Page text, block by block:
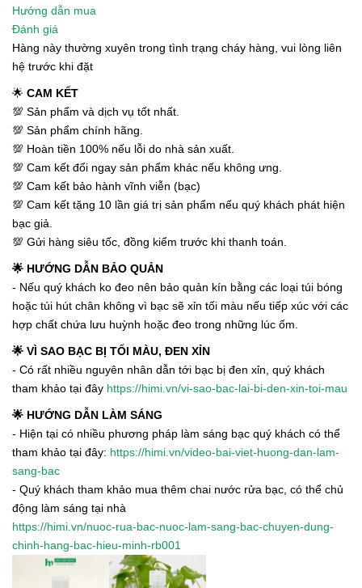
Hướng dẫn mua
Đánh giá
Hàng này thường xuyên trong tình trạng cháy hàng, vui lòng liên
hệ trước khi đặt
🌟 CAM KẾT
💯 Sản phẩm và dịch vụ tốt nhất.
💯 Sản phẩm chính hãng.
💯 Hoàn tiền 100% nếu lỗi do nhà sản xuất.
💯 Cam kết đổi ngay sản phẩm khác nếu không ưng.
💯 Cam kết bảo hành vĩnh viễn (bạc)
💯 Cam kết tặng 10 lần giá trị sản phẩm nếu quý khách phát hiện
bạc giả.
💯 Gửi hàng siêu tốc, đồng kiểm trước khi thanh toán.
🌟 HƯỚNG DẪN BẢO QUẢN
- Nếu quý khách ko đeo nên bảo quản kín bằng các loại túi bóng
hoặc túi hút chân không vì bạc sẽ xỉn tối màu nếu tiếp xúc với các
hợp chất chứa lưu huỳnh hoặc đeo trong những lúc ốm.
🌟 VÌ SAO BẠC BỊ TỐI MÀU, ĐEN XỈN
- Có rất nhiều nguyên nhân dẫn tới bạc bị đen xỉn, quý khách
tham khảo tại đây https://himi.vn/vi-sao-bac-lai-bi-den-xin-toi-mau
🌟 HƯỚNG DẪN LÀM SÁNG
- Hiện tại có nhiều phương pháp làm sáng bạc quý khách có thể
tham khảo tại đây: https://himi.vn/video-bai-viet-huong-dan-lam-
sang-bac
- Quý khách tham khảo mua thêm chai nước rửa bạc, có thể chủ
động làm sáng tại nhà
https://himi.vn/nuoc-rua-bac-nuoc-lam-sang-bac-chuyen-dung-
chinh-hang-bac-hieu-minh-rb001